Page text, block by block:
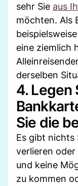
sehr Sie aus
möchten. Als
eine ziemlich
derselben
4. Legen
Sie die
Es gibt nichts
verlieren
und keine
zu kommen